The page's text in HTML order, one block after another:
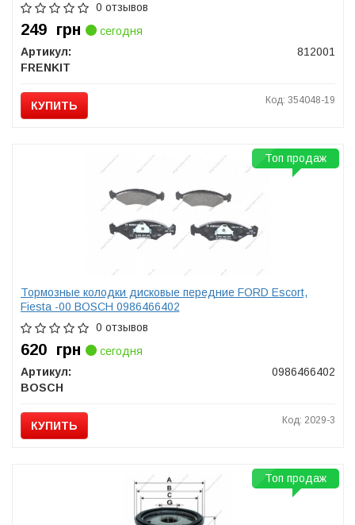
0 отзывов
249 грн
сегодня
Артикул:
812001
FRENKIT
КУПИТЬ Код: 354048-19
Тормозные колодки дисковые передние FORD Escort,
Fiesta -00 BOSCH 0986466402
0 отзывов
620 грн
сегодня
Артикул:
0986466402
BOSCH
КУПИТЬ Код: 2029-3
Топ продаж
Топ продаж